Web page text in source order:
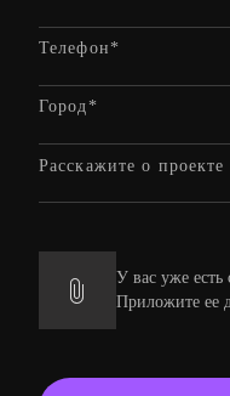
У вас уже есть
Приложите ее